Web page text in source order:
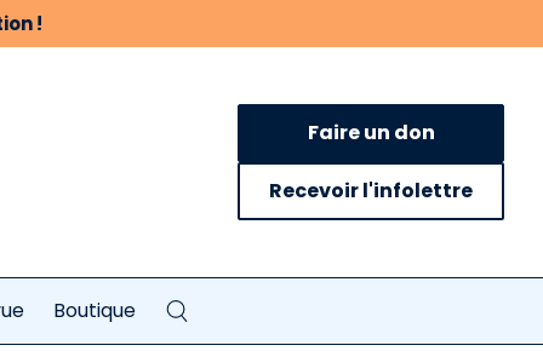
!
Faire un don
Recevoir l'infolettre
Boutique